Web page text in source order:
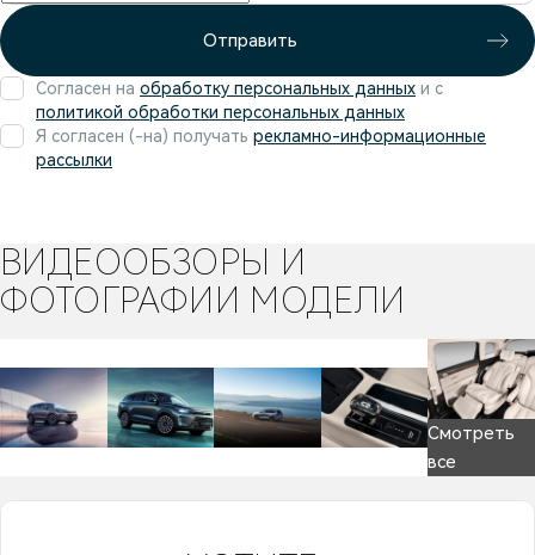
Отправить
Согласен на обработку персональных данных и c
политикой обработки персональных данных
Я согласен (-на) получать рекламно-информационные
рассылки
ВИДЕООБЗОРЫ И
ФОТОГРАФИИ МОДЕЛИ
Смотреть
все